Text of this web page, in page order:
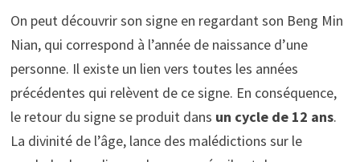
On peut découvrir son signe en regardant son Beng Min
Nian, qui correspond à l’année de naissance d’une
personne. Il existe un lien vers toutes les années
précédentes qui relèvent de ce signe. En conséquence,
le retour du signe se produit dans un cycle de 12 ans.
La divinité de l’âge, lance des malédictions sur le